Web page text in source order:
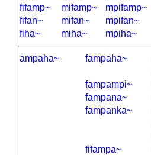
fifamp~
mifamp~ mpifamp~
fifan~
mifan~
mpifan~
fiha~
miha~ mpiha~
ampaha~ fampaha~
fampampi~
fampana~
fampanka~
fifampa~